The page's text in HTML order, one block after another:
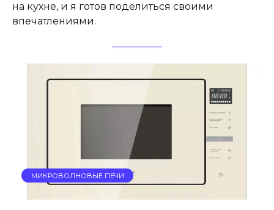
на кухне, и я готов поделиться своими
впечатлениями.
МИКРОВОЛНОВЫЕ ПЕЧИ